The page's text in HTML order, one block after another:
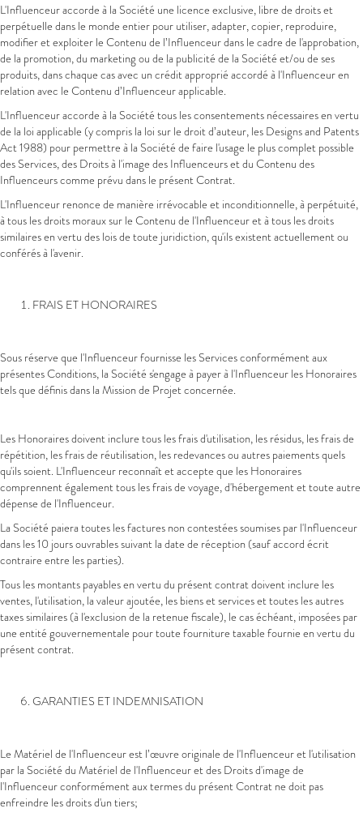
L'Influenceur accorde à la Société une licence exclusive, libre de droits et
perpétuelle dans le monde entier pour utiliser, adapter, copier, reproduire,
modifier et exploiter le Contenu de l’Influenceur dans le cadre de l'approbation,
de la promotion, du marketing ou de la publicité de la Société et/ou de ses
produits, dans chaque cas avec un crédit approprié accordé à l'Influenceur en
relation avec le Contenu d’Influenceur applicable.
L'Influenceur accorde à la Société tous les consentements nécessaires en vertu
de la loi applicable (y compris la loi sur le droit d’auteur, les Designs and Patents
Act 1988) pour permettre à la Société de faire l'usage le plus complet possible
des Services, des Droits à l'image des Influenceurs et du Contenu des
Influenceurs comme prévu dans le présent Contrat.
L'Influenceur renonce de manière irrévocable et inconditionnelle, à perpétuité,
à tous les droits moraux sur le Contenu de l'Influenceur et à tous les droits
similaires en vertu des lois de toute juridiction, qu'ils existent actuellement ou
conférés à l'avenir.
FRAIS ET HONORAIRES
Sous réserve que l'Influenceur fournisse les Services conformément aux
présentes Conditions, la Société s'engage à payer à l'Influenceur les Honoraires
tels que définis dans la Mission de Projet concernée.
Les Honoraires doivent inclure tous les frais d'utilisation, les résidus, les frais de
répétition, les frais de réutilisation, les redevances ou autres paiements quels
qu'ils soient. L'Influenceur reconnaît et accepte que les Honoraires
comprennent également tous les frais de voyage, d'hébergement et toute autre
dépense de l'Influenceur.
La Société paiera toutes les factures non contestées soumises par l'Influenceur
dans les 10 jours ouvrables suivant la date de réception (sauf accord écrit
contraire entre les parties).
Tous les montants payables en vertu du présent contrat doivent inclure les
ventes, l'utilisation, la valeur ajoutée, les biens et services et toutes les autres
taxes similaires (à l'exclusion de la retenue fiscale), le cas échéant, imposées par
une entité gouvernementale pour toute fourniture taxable fournie en vertu du
présent contrat.
GARANTIES ET INDEMNISATION
Le Matériel de l'Influenceur est l’œuvre originale de l'Influenceur et l'utilisation
par la Société du Matériel de l'Influenceur et des Droits d'image de
l'Influenceur conformément aux termes du présent Contrat ne doit pas
enfreindre les droits d'un tiers;